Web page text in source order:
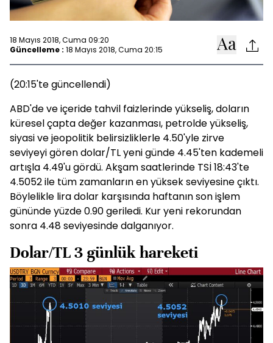
18 Mayıs 2018, Cuma 09:20
Güncelleme : 18 Mayıs 2018, Cuma 20:15
(20:15'te güncellendi)
ABD'de ve içeride tahvil faizlerinde yükseliş, doların
küresel çapta değer kazanması, petrolde yükseliş,
siyasi ve jeopolitik belirsizliklerle 4.50'yle zirve
seviyeyi gören dolar/TL yeni günde 4.45'ten kademeli
artışla 4.49'u gördü. Akşam saatlerinde TSİ 18:43'te
4.5052 ile tüm zamanların en yüksek seviyesine çıktı.
Böylelikle lira dolar karşısında haftanın son işlem
gününde yüzde 0.90 geriledi. Kur yeni rekorundan
sonra 4.48 seviyesinde dalganıyor.
Dolar/TL 3 günlük hareketi